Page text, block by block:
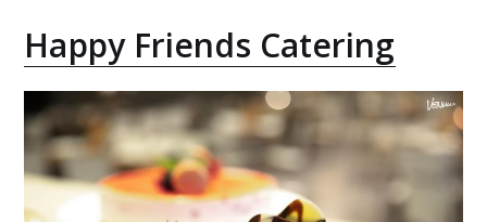
Happy Friends Catering